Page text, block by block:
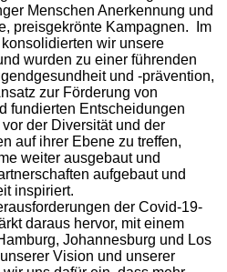
Menschen Anerkennung und
preisgekrönte Kampagnen. Im
wir unsere
wurden zu einer führenden
und -prävention,
zur Förderung von
fundierten Entscheidungen
der Diversität und der
auf ihrer Ebene zu treffen,
weiter ausgebaut und
aufgebaut und
inspiriert.
der Covid-19-
daraus hervor, mit einem
Johannesburg und Los
Vision und unserer